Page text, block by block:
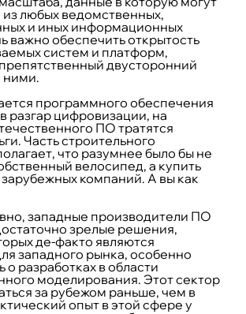
из любых ведомственных,
и иных информационных
важно обеспечить открытость
систем и платформ,
двусторонний
программного обеспечения
разгар цифровизации, на
ПО тратятся
Часть строительного
что разумнее было бы не
велосипед, а купить
компаний. А вы как
западные производители ПО
зрелые решения,
де-факто являются
западного рынка, особенно
о разработках в области
моделирования. Этот сектор
за рубежом раньше, чем в
опыт в этой сфере у